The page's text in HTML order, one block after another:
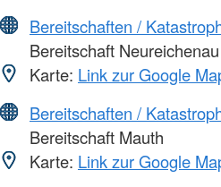
Bereitschaften /
Bereitschaft Neureichenau
Karte: Link zur Google
Bereitschaften /
Bereitschaft Mauth
Karte: Link zur Google